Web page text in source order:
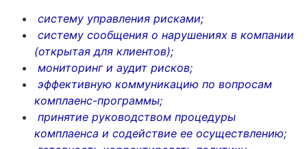
систему управления рисками;
систему сообщения о нарушениях в компании
(открытая для клиентов);
мониторинг и аудит рисков;
эффективную коммуникацию по вопросам
комплаенс-программы;
принятие руководством процедуры
комплаенса и содействие ее осуществлению;